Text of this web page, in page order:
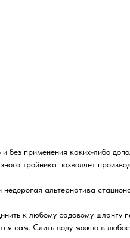
применения каких-либо
тройника позволяет
альтернатива
к любому садовому шлангу
сам. Слить воду можно в